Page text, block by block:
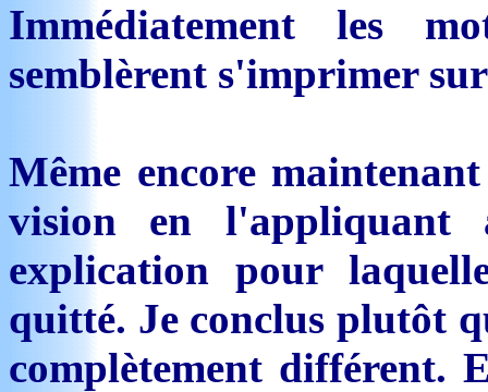
Immédiatement les
semblèrent s'imprimer
Même encore
vision en l'appliquant
explication pour
quitté. Je conclus plutôt
complètement différent.